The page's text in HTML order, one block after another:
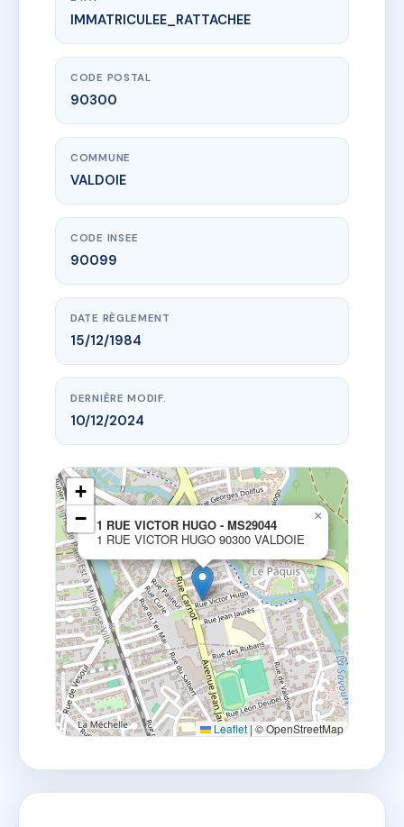
www.vme.plus/AC3764834
1 RUE VICTOR HUGO - MS29044
1 Rue Victor Hugo
IMMATRICULEE_RATTACHEE
CODE POSTAL
90300
COMMUNE
VALDOIE
CODE INSEE
90099
DATE RÈGLEMENT
15/12/1984
DERNIÈRE MODIF.
10/12/2024
1 RUE VICTOR HUGO - MS29044
1 RUE VICTOR HUGO 90300 VALDOIE
×
+
−
Leaflet | © OpenStreetMap